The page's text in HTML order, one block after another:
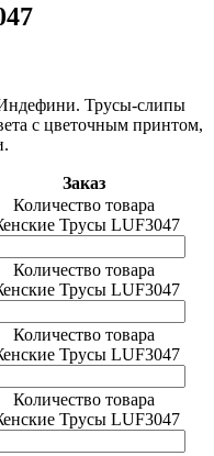
Трусы-слипы
с цветочным принтом,
Заказ
Количество товара
Трусы LUF3047
Количество товара
Трусы LUF3047
Количество товара
Трусы LUF3047
Количество товара
Трусы LUF3047